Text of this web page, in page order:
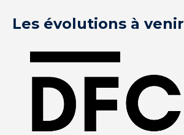
Les évolutions à venir